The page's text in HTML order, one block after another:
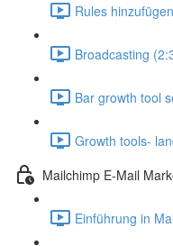
Rules
Broadcasting
Bar growth tool
Growth tools-
Mailchimp E-Mail
Einführung in